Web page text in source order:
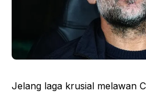
Jelang laga krusial melawan